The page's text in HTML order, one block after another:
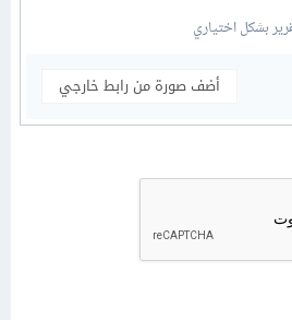
بشكل اختياري
أضف صورة من رابط خارجي